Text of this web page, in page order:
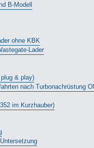
B-Modell
ohne KBK
Lader
& play)
nach Turbonachrüstung
im Kurzhauber)